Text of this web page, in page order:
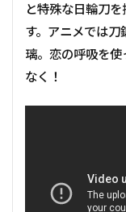
と特殊な日輪刀
す。アニメでは
璃。恋の呼吸を
なく！